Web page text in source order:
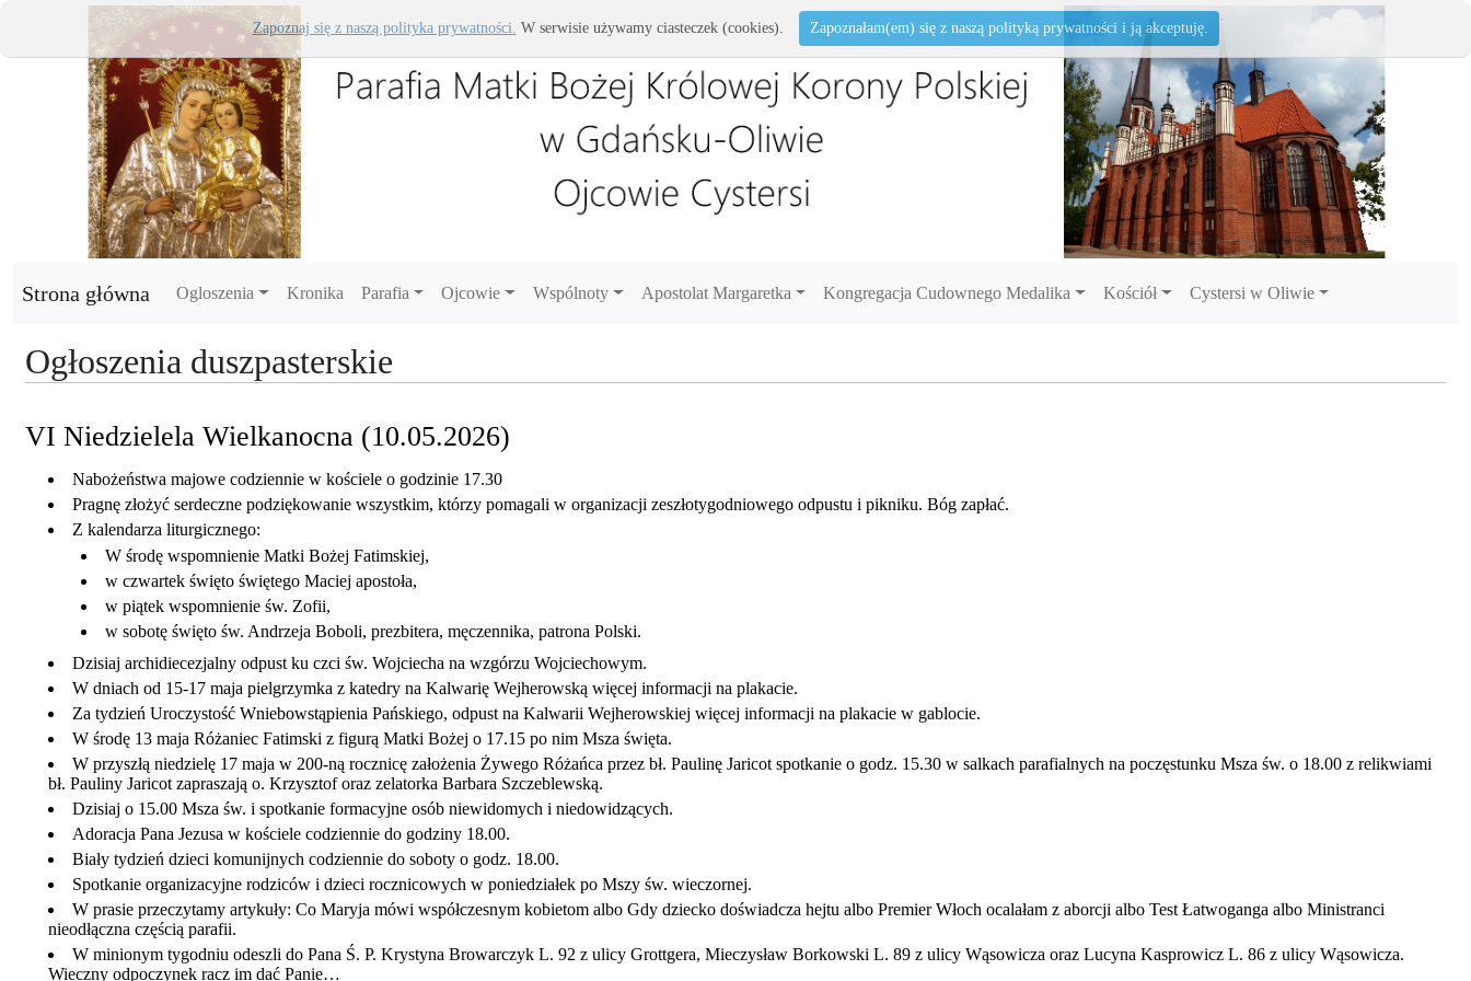
Strona główna Ogloszenia Kronika Parafia Ojcowie Wspólnoty Apostolat Margaretka Kongregacja Cudownego Medalika Kościół Cystersi w Oliwie
Ogłoszenia duszpasterskie
VI Niedzielela Wielkanocna (10.05.2026)
Nabożeństwa majowe codziennie w kościele o godzinie 17.30
Pragnę złożyć serdeczne podziękowanie wszystkim, którzy pomagali w organizacji zeszłotygodniowego odpustu i pikniku. Bóg zapłać.
Z kalendarza liturgicznego:
W środę wspomnienie Matki Bożej Fatimskiej,
w czwartek święto świętego Maciej apostoła,
w piątek wspomnienie św. Zofii,
w sobotę święto św. Andrzeja Boboli, prezbitera, męczennika, patrona Polski.
Dzisiaj archidiecezjalny odpust ku czci św. Wojciecha na wzgórzu Wojciechowym.
W dniach od 15-17 maja pielgrzymka z katedry na Kalwarię Wejherowską więcej informacji na plakacie.
Za tydzień Uroczystość Wniebowstąpienia Pańskiego, odpust na Kalwarii Wejherowskiej więcej informacji na plakacie w gablocie.
W środę 13 maja Różaniec Fatimski z figurą Matki Bożej o 17.15 po nim Msza święta.
W przyszłą niedzielę 17 maja w 200-ną rocznicę założenia Żywego Różańca przez bł. Paulinę Jaricot spotkanie o godz. 15.30 w salkach parafialnych na poczęstunku Msza św. o 18.00 z relikwiami
bł. Pauliny Jaricot zapraszają o. Krzysztof oraz zelatorka Barbara Szczeblewską.
Dzisiaj o 15.00 Msza św. i spotkanie formacyjne osób niewidomych i niedowidzących.
Adoracja Pana Jezusa w kościele codziennie do godziny 18.00.
Biały tydzień dzieci komunijnych codziennie do soboty o godz. 18.00.
Spotkanie organizacyjne rodziców i dzieci rocznicowych w poniedziałek po Mszy św. wieczornej.
W prasie przeczytamy artykuły: Co Maryja mówi współczesnym kobietom albo Gdy dziecko doświadcza hejtu albo Premier Włoch ocalałam z aborcji albo Test Łatwoganga albo Ministranci
nieodłączna częścią parafii.
W minionym tygodniu odeszli do Pana Ś. P. Krystyna Browarczyk L. 92 z ulicy Grottgera, Mieczysław Borkowski L. 89 z ulicy Wąsowicza oraz Lucyna Kasprowicz L. 86 z ulicy Wąsowicza.
Wieczny odpoczynek racz im dać Panie…
Zapoznaj się z naszą polityka prywatności. W serwisie używamy ciasteczek (cookies). Zapoznałam(em) się z naszą polityką prywatności i ją akceptuję.